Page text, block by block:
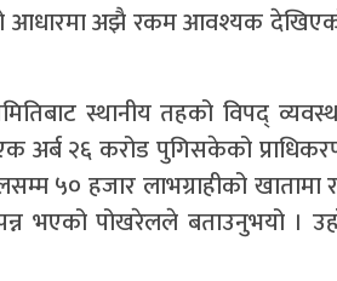
आधारमा अझै रकम आवश्यक
स्थानीय तहको विपद्
अर्ब २६ करोड पुगिसकेको
५० हजार लाभग्राहीको खातामा
भएको पोखरेलले बताउनुभयो ।